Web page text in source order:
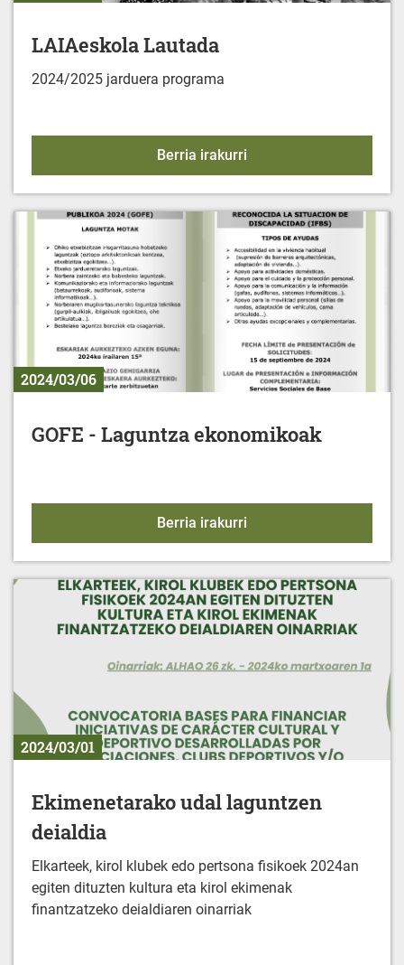
LAIAeskola Lautada
2024/2025 jarduera programa
Berria irakurri
2024/03/06
GOFE - Laguntza ekonomikoak
Berria irakurri
2024/03/01
Ekimenetarako udal laguntzen
deialdia
Elkarteek, kirol klubek edo pertsona fisikoek 2024an
egiten dituzten kultura eta kirol ekimenak
finantzatzeko deialdiaren oinarriak